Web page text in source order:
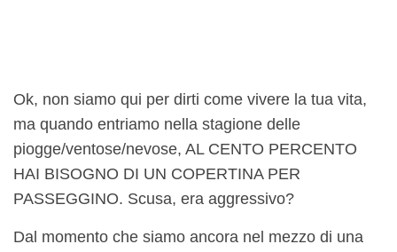
Ok, non siamo qui per dirti come vivere la tua vita,
ma quando entriamo nella stagione delle
piogge/ventose/nevose, AL CENTO PERCENTO
HAI BISOGNO DI UN COPERTINA PER
PASSEGGINO. Scusa, era aggressivo?
Dal momento che siamo ancora nel mezzo di una